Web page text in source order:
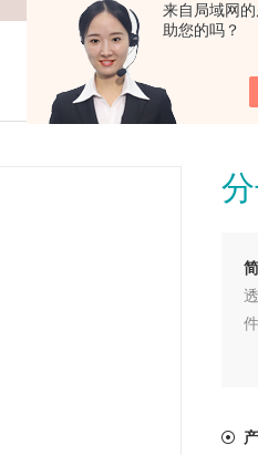
来自局域网
助您的吗？